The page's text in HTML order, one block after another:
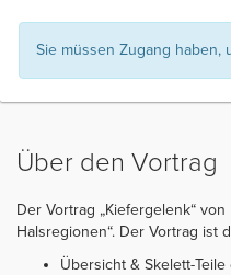
Sie müssen Zugang haben,
Über den Vortrag
Der Vortrag „Kiefergelenk“
Halsregionen“. Der Vortrag ist
Übersicht & Skelett-